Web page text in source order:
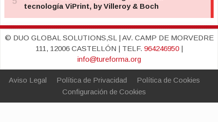
© DUO GLOBAL SOLUTIONS,SL | AV. CAMP DE MORVEDRE
111, 12006 CASTELLÓN | TELF. 964246950|
info@tureforma.org
Aviso Legal Política de Privacidad
Política de Cookies
Configuración de Cookies